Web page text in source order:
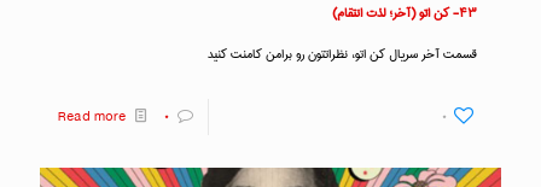
۴۳- کن اتو (آخر؛ لذت انتقام)
قسمت آخر سریال کن اتو، نظراتتون رو برامن کامنت کنید
۰ ۰ Read more